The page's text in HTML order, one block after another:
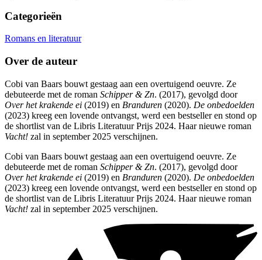
Categorieën
Romans en literatuur
Over de auteur
Cobi van Baars bouwt gestaag aan een overtuigend oeuvre. Ze
debuteerde met de roman Schipper & Zn. (2017), gevolgd door
Over het krakende ei (2019) en Branduren (2020). De onbedoelden
(2023) kreeg een lovende ontvangst, werd een bestseller en stond op
de shortlist van de Libris Literatuur Prijs 2024. Haar nieuwe roman
Vacht! zal in september 2025 verschijnen.
Cobi van Baars bouwt gestaag aan een overtuigend oeuvre. Ze
debuteerde met de roman Schipper & Zn. (2017), gevolgd door
Over het krakende ei (2019) en Branduren (2020). De onbedoelden
(2023) kreeg een lovende ontvangst, werd een bestseller en stond op
de shortlist van de Libris Literatuur Prijs 2024. Haar nieuwe roman
Vacht! zal in september 2025 verschijnen.